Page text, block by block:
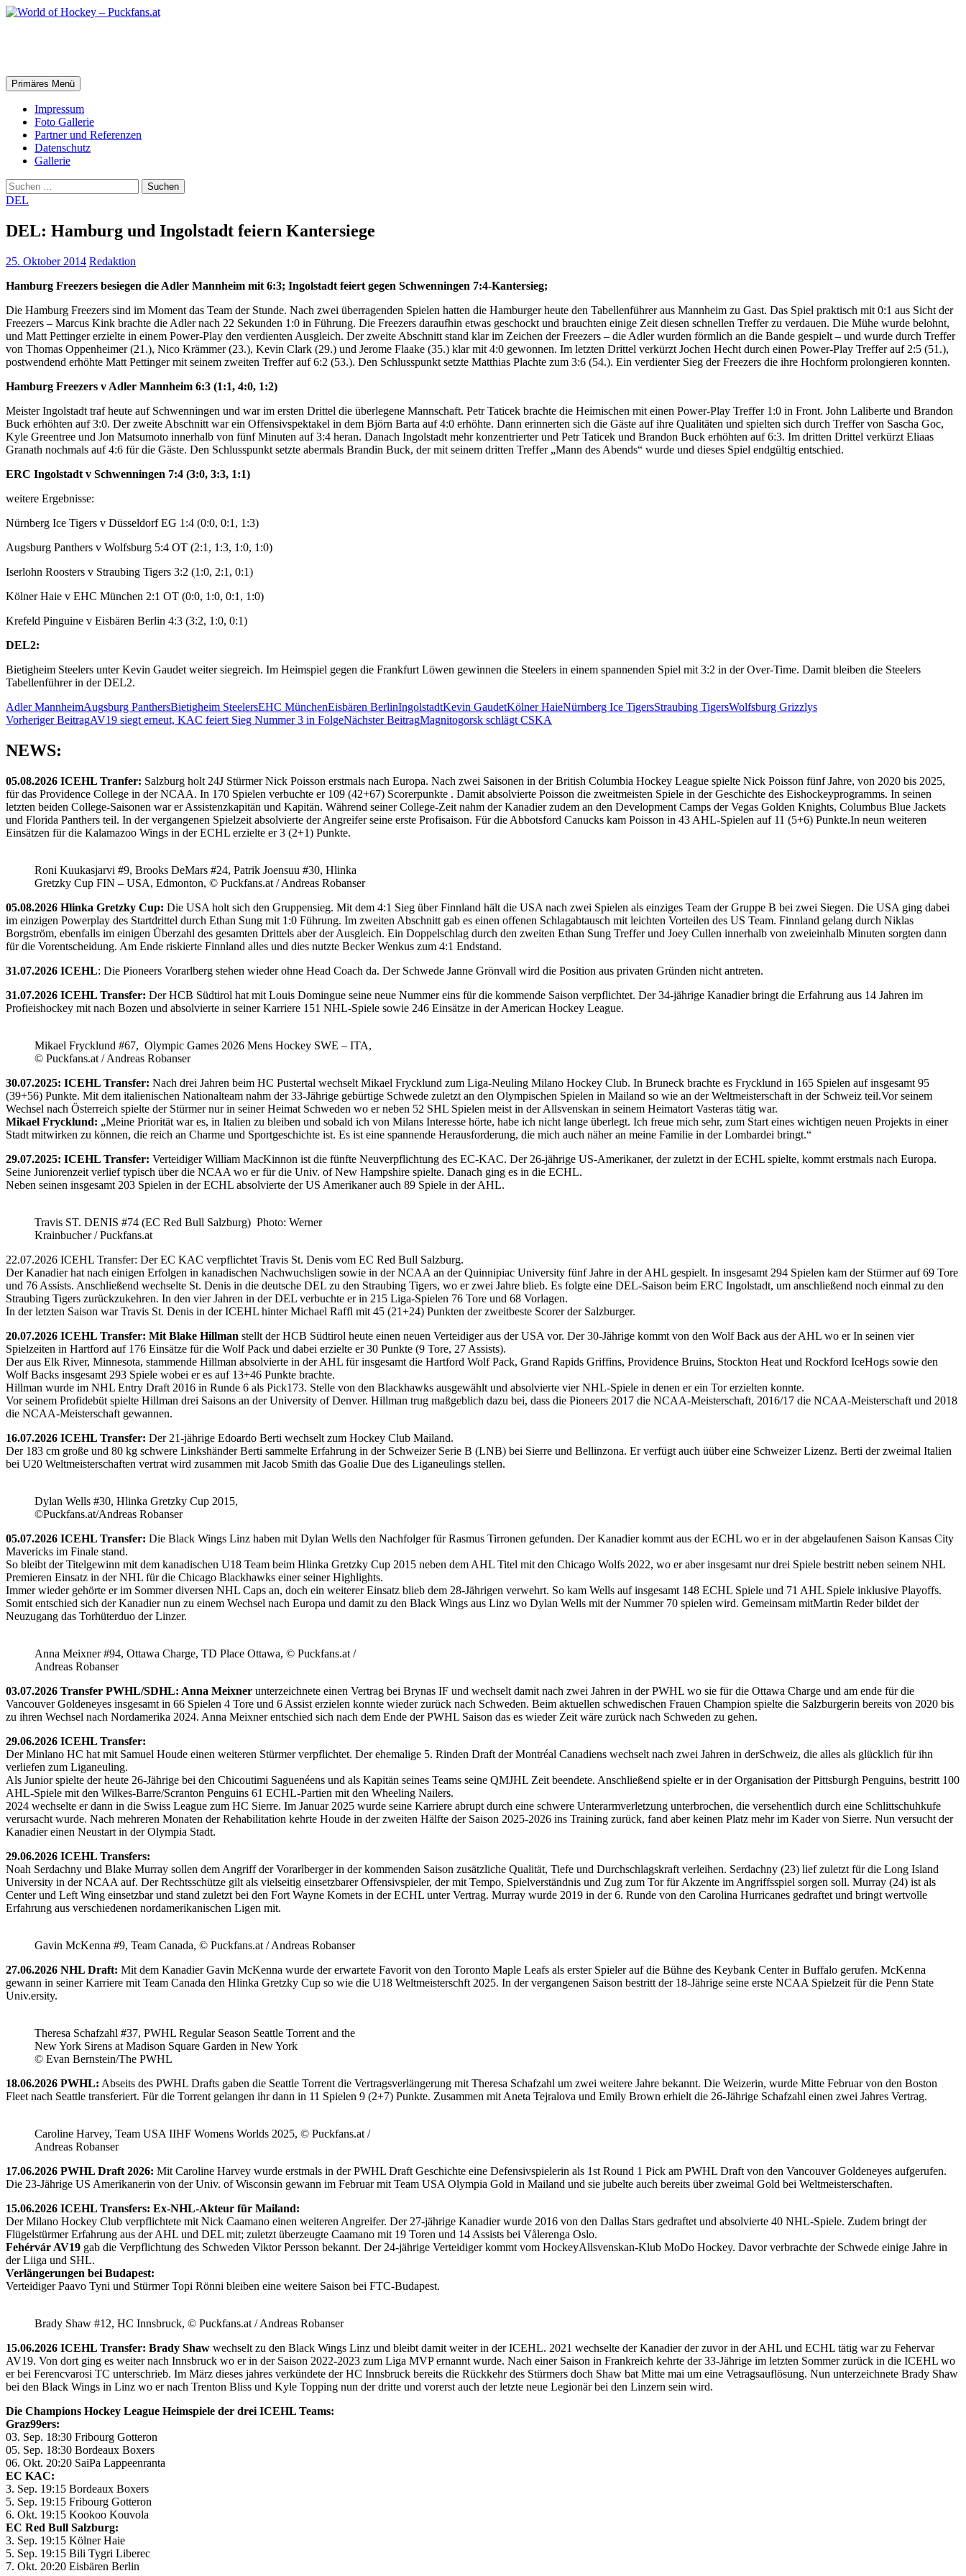
Zum
Suchen
Primäres Menü
Impressum
Foto Gallerie
Partner und Referenzen
Datenschutz
Gallerie
Suchen
nach:
DEL
DEL: Hamburg und Ingolstadt feiern Kantersiege
25. Oktober 2014 Redaktion
Hamburg Freezers besiegen die Adler Mannheim mit 6:3; Ingolstadt feiert gegen Schwenningen 7:4-Kantersieg;
Die Hamburg Freezers sind im Moment das Team der Stunde. Nach zwei überragenden Spielen hatten die Hamburger heute den Tabellenführer aus Mannheim zu Gast. Das Spiel praktisch mit 0:1 aus Sicht der
Freezers – Marcus Kink brachte die Adler nach 22 Sekunden 1:0 in Führung. Die Freezers daraufhin etwas geschockt und brauchten einige Zeit diesen schnellen Treffer zu verdauen. Die Mühe wurde belohnt,
und Matt Pettinger erzielte in einem Power-Play den verdienten Ausgleich. Der zweite Abschnitt stand klar im Zeichen der Freezers – die Adler wurden förmlich an die Bande gespielt – und wurde durch Treffer
von Thomas Oppenheimer (21.), Nico Krämmer (23.), Kevin Clark (29.) und Jerome Flaake (35.) klar mit 4:0 gewonnen. Im letzten Drittel verkürzt Jochen Hecht durch einen Power-Play Treffer auf 2:5 (51.),
postwendend erhöhte Matt Pettinger mit seinem zweiten Treffer auf 6:2 (53.). Den Schlusspunkt setzte Matthias Plachte zum 3:6 (54.). Ein verdienter Sieg der Freezers die ihre Hochform prolongieren konnten.
Hamburg Freezers v Adler Mannheim 6:3 (1:1, 4:0, 1:2)
Meister Ingolstadt traf heute auf Schwenningen und war im ersten Drittel die überlegene Mannschaft. Petr Taticek brachte die Heimischen mit einen Power-Play Treffer 1:0 in Front. John Laliberte und Brandon
Buck erhöhten auf 3:0. Der zweite Abschnitt war ein Offensivspektakel in dem Björn Barta auf 4:0 erhöhte. Dann erinnerten sich die Gäste auf ihre Qualitäten und spielten sich durch Treffer von Sascha Goc,
Kyle Greentree und Jon Matsumoto innerhalb von fünf Minuten auf 3:4 heran. Danach Ingolstadt mehr konzentrierter und Petr Taticek und Brandon Buck erhöhten auf 6:3. Im dritten Drittel verkürzt Eliaas
Granath nochmals auf 4:6 für die Gäste. Den Schlusspunkt setzte abermals Brandin Buck, der mit seinem dritten Treffer „Mann des Abends“ wurde und dieses Spiel endgültig entschied.
ERC Ingolstadt v Schwenningen 7:4 (3:0, 3:3, 1:1)
weitere Ergebnisse:
Nürnberg Ice Tigers v Düsseldorf EG 1:4 (0:0, 0:1, 1:3)
Augsburg Panthers v Wolfsburg 5:4 OT (2:1, 1:3, 1:0, 1:0)
Iserlohn Roosters v Straubing Tigers 3:2 (1:0, 2:1, 0:1)
Kölner Haie v EHC München 2:1 OT (0:0, 1:0, 0:1, 1:0)
Krefeld Pinguine v Eisbären Berlin 4:3 (3:2, 1:0, 0:1)
DEL2:
Bietigheim Steelers unter Kevin Gaudet weiter siegreich. Im Heimspiel gegen die Frankfurt Löwen gewinnen die Steelers in einem spannenden Spiel mit 3:2 in der Over-Time. Damit bleiben die Steelers
Tabellenführer in der DEL2.
Adler MannheimAugsburg PanthersBietigheim SteelersEHC MünchenEisbären BerlinIngolstadtKevin GaudetKölner HaieNürnberg Ice TigersStraubing TigersWolfsburg Grizzlys
Beitragsnavigation
Vorheriger BeitragAV19 siegt erneut, KAC feiert Sieg Nummer 3 in FolgeNächster BeitragMagnitogorsk schlägt CSKA
NEWS:
05.08.2026 ICEHL Tranfer: Salzburg holt 24J Stürmer Nick Poisson erstmals nach Europa. Nach zwei Saisonen in der British Columbia Hockey League spielte Nick Poisson fünf Jahre, von 2020 bis 2025,
für das Providence College in der NCAA. In 170 Spielen verbuchte er 109 (42+67) Scorerpunkte . Damit absolvierte Poisson die zweitmeisten Spiele in der Geschichte des Eishockeyprogramms. In seinen
letzten beiden College-Saisonen war er Assistenzkapitän und Kapitän. Während seiner College-Zeit nahm der Kanadier zudem an den Development Camps der Vegas Golden Knights, Columbus Blue Jackets
und Florida Panthers teil. In der vergangenen Spielzeit absolvierte der Angreifer seine erste Profisaison. Für die Abbotsford Canucks kam Poisson in 43 AHL-Spielen auf 11 (5+6) Punkte.In neun weiteren
Einsätzen für die Kalamazoo Wings in der ECHL erzielte er 3 (2+1) Punkte.
Roni Kuukasjarvi #9, Brooks DeMars #24, Patrik Joensuu #30, Hlinka
Gretzky Cup FIN – USA, Edmonton, © Puckfans.at / Andreas Robanser
05.08.2026 Hlinka Gretzky Cup: Die USA holt sich den Gruppensieg. Mit dem 4:1 Sieg über Finnland hält die USA nach zwei Spielen als einziges Team der Gruppe B bei zwei Siegen. Die USA ging dabei
im einzigen Powerplay des Startdrittel durch Ethan Sung mit 1:0 Führung. Im zweiten Abschnitt gab es einen offenen Schlagabtausch mit leichten Vorteilen des US Team. Finnland gelang durch Niklas
Borgström, ebenfalls im einigen Überzahl des gesamten Drittels aber der Ausgleich. Ein Doppelschlag durch den zweiten Ethan Sung Treffer und Joey Cullen innerhalb von zweieinhalb Minuten sorgten dann
für die Vorentscheidung. Am Ende riskierte Finnland alles und dies nutzte Becker Wenkus zum 4:1 Endstand.
31.07.2026 ICEHL: Die Pioneers Vorarlberg stehen wieder ohne Head Coach da. Der Schwede Janne Grönvall wird die Position aus privaten Gründen nicht antreten.
31.07.2026 ICEHL Transfer: Der HCB Südtirol hat mit Louis Domingue seine neue Nummer eins für die kommende Saison verpflichtet. Der 34-jährige Kanadier bringt die Erfahrung aus 14 Jahren im
Profieishockey mit nach Bozen und absolvierte in seiner Karriere 151 NHL-Spiele sowie 246 Einsätze in der American Hockey League.
Mikael Frycklund #67, Olympic Games 2026 Mens Hockey SWE – ITA,
© Puckfans.at / Andreas Robanser
30.07.2025: ICEHL Transfer: Nach drei Jahren beim HC Pustertal wechselt Mikael Frycklund zum Liga-Neuling Milano Hockey Club. In Bruneck brachte es Frycklund in 165 Spielen auf insgesamt 95
(39+56) Punkte. Mit dem italienischen Nationalteam nahm der 33-Jährige gebürtige Schwede zuletzt an den Olympischen Spielen in Mailand so wie an der Weltmeisterschaft in der Schweiz teil.Vor seinem
Wechsel nach Österreich spielte der Stürmer nur in seiner Heimat Schweden wo er neben 52 SHL Spielen meist in der Allsvenskan in seinem Heimatort Vasteras tätig war.
Mikael Frycklund: „Meine Priorität war es, in Italien zu bleiben und sobald ich von Milans Interesse hörte, habe ich nicht lange überlegt. Ich freue mich sehr, zum Start eines wichtigen neuen Projekts in einer
Stadt mitwirken zu können, die reich an Charme und Sportgeschichte ist. Es ist eine spannende Herausforderung, die mich auch näher an meine Familie in der Lombardei bringt.“
29.07.2025: ICEHL Transfer: Verteidiger William MacKinnon ist die fünfte Neuverpflichtung des EC-KAC. Der 26-jährige US-Amerikaner, der zuletzt in der ECHL spielte, kommt erstmals nach Europa.
Seine Juniorenzeit verlief typisch über die NCAA wo er für die Univ. of New Hampshire spielte. Danach ging es in die ECHL.
Neben seinen insgesamt 203 Spielen in der ECHL absolvierte der US Amerikaner auch 89 Spiele in der AHL.
Travis ST. DENIS #74 (EC Red Bull Salzburg) Photo: Werner
Krainbucher / Puckfans.at
22.07.2026 ICEHL Transfer: Der EC KAC verpflichtet Travis St. Denis vom EC Red Bull Salzburg.
Der Kanadier hat nach einigen Erfolgen in kanadischen Nachwuchsligen sowie in der NCAA an der Quinnipiac University fünf Jahre in der AHL gespielt. In insgesamt 294 Spielen kam der Stürmer auf 69 Tore
und 76 Assists. Anschließend wechselte St. Denis in die deutsche DEL zu den Straubing Tigers, wo er zwei Jahre blieb. Es folgte eine DEL-Saison beim ERC Ingolstadt, um anschließend noch einmal zu den
Straubing Tigers zurückzukehren. In den vier Jahren in der DEL verbuchte er in 215 Liga-Spielen 76 Tore und 68 Vorlagen.
In der letzten Saison war Travis St. Denis in der ICEHL hinter Michael Raffl mit 45 (21+24) Punkten der zweitbeste Scorer der Salzburger.
20.07.2026 ICEHL Transfer: Mit Blake Hillman stellt der HCB Südtirol heute einen neuen Verteidiger aus der USA vor. Der 30-Jährige kommt von den Wolf Back aus der AHL wo er In seinen vier
Spielzeiten in Hartford auf 176 Einsätze für die Wolf Pack und dabei erzielte er 30 Punkte (9 Tore, 27 Assists).
Der aus Elk River, Minnesota, stammende Hillman absolvierte in der AHL für insgesamt die Hartford Wolf Pack, Grand Rapids Griffins, Providence Bruins, Stockton Heat und Rockford IceHogs sowie den
Wolf Backs insgesamt 293 Spiele wobei er es auf 13+46 Punkte brachte.
Hillman wurde im NHL Entry Draft 2016 in Runde 6 als Pick173. Stelle von den Blackhawks ausgewählt und absolvierte vier NHL-Spiele in denen er ein Tor erzielten konnte.
Vor seinem Profidebüt spielte Hillman drei Saisons an der University of Denver. Hillman trug maßgeblich dazu bei, dass die Pioneers 2017 die NCAA-Meisterschaft, 2016/17 die NCAA-Meisterschaft und 2018
die NCAA-Meisterschaft gewannen.
16.07.2026 ICEHL Transfer: Der 21-jährige Edoardo Berti wechselt zum Hockey Club Mailand.
Der 183 cm große und 80 kg schwere Linkshänder Berti sammelte Erfahrung in der Schweizer Serie B (LNB) bei Sierre und Bellinzona. Er verfügt auch üüber eine Schweizer Lizenz. Berti der zweimal Italien
bei U20 Weltmeisterschaften vertrat wird zusammen mit Jacob Smith das Goalie Due des Liganeulings stellen.
Dylan Wells #30, Hlinka Gretzky Cup 2015,
©Puckfans.at/Andreas Robanser
05.07.2026 ICEHL Transfer: Die Black Wings Linz haben mit Dylan Wells den Nachfolger für Rasmus Tirronen gefunden. Der Kanadier kommt aus der ECHL wo er in der abgelaufenen Saison Kansas City
Mavericks im Finale stand.
So bleibt der Titelgewinn mit dem kanadischen U18 Team beim Hlinka Gretzky Cup 2015 neben dem AHL Titel mit den Chicago Wolfs 2022, wo er aber insgesamt nur drei Spiele bestritt neben seinem NHL
Premieren Einsatz in der NHL für die Chicago Blackhawks einer seiner Highlights.
Immer wieder gehörte er im Sommer diversen NHL Caps an, doch ein weiterer Einsatz blieb dem 28-Jährigen verwehrt. So kam Wells auf insgesamt 148 ECHL Spiele und 71 AHL Spiele inklusive Playoffs.
Somit entschied sich der Kanadier nun zu einem Wechsel nach Europa und damit zu den Black Wings aus Linz wo Dylan Wells mit der Nummer 70 spielen wird. Gemeinsam mitMartin Reder bildet der
Neuzugang das Torhüterduo der Linzer.
Anna Meixner #94, Ottawa Charge, TD Place Ottawa, © Puckfans.at /
Andreas Robanser
03.07.2026 Transfer PWHL/SDHL: Anna Meixner unterzeichnete einen Vertrag bei Brynas IF und wechselt damit nach zwei Jahren in der PWHL wo sie für die Ottawa Charge und am ende für die
Vancouver Goldeneyes insgesamt in 66 Spielen 4 Tore und 6 Assist erzielen konnte wieder zurück nach Schweden. Beim aktuellen schwedischen Frauen Champion spielte die Salzburgerin bereits von 2020 bis
zu ihren Wechsel nach Nordamerika 2024. Anna Meixner entschied sich nach dem Ende der PWHL Saison das es wieder Zeit wäre zurück nach Schweden zu gehen.
29.06.2026 ICEHL Transfer:
Der Minlano HC hat mit Samuel Houde einen weiteren Stürmer verpflichtet. Der ehemalige 5. Rinden Draft der Montréal Canadiens wechselt nach zwei Jahren in derSchweiz, die alles als glücklich für ihn
verliefen zum Liganeuling.
Als Junior spielte der heute 26-Jährige bei den Chicoutimi Saguenéens und als Kapitän seines Teams seine QMJHL Zeit beendete. Anschließend spielte er in der Organisation der Pittsburgh Penguins, bestritt 100
AHL-Spiele mit den Wilkes-Barre/Scranton Penguins 61 ECHL-Partien mit den Wheeling Nailers.
2024 wechselte er dann in die Swiss League zum HC Sierre. Im Januar 2025 wurde seine Karriere abrupt durch eine schwere Unterarmverletzung unterbrochen, die versehentlich durch eine Schlittschuhkufe
verursacht wurde. Nach mehreren Monaten der Rehabilitation kehrte Houde in der zweiten Hälfte der Saison 2025-2026 ins Training zurück, fand aber keinen Platz mehr im Kader von Sierre. Nun versucht der
Kanadier einen Neustart in der Olympia Stadt.
29.06.2026 ICEHL Transfers:
Noah Serdachny und Blake Murray sollen dem Angriff der Vorarlberger in der kommenden Saison zusätzliche Qualität, Tiefe und Durchschlagskraft verleihen. Serdachny (23) lief zuletzt für die Long Island
University in der NCAA auf. Der Rechtsschütze gilt als vielseitig einsetzbarer Offensivspieler, der mit Tempo, Spielverständnis und Zug zum Tor für Akzente im Angriffsspiel sorgen soll. Murray (24) ist als
Center und Left Wing einsetzbar und stand zuletzt bei den Fort Wayne Komets in der ECHL unter Vertrag. Murray wurde 2019 in der 6. Runde von den Carolina Hurricanes gedraftet und bringt wertvolle
Erfahrung aus verschiedenen nordamerikanischen Ligen mit.
Gavin McKenna #9, Team Canada, © Puckfans.at / Andreas Robanser
27.06.2026 NHL Draft: Mit dem Kanadier Gavin McKenna wurde der erwartete Favorit von den Toronto Maple Leafs als erster Spieler auf die Bühne des Keybank Center in Buffalo gerufen. McKenna
gewann in seiner Karriere mit Team Canada den Hlinka Gretzky Cup so wie die U18 Weltmeisterschft 2025. In der vergangenen Saison bestritt der 18-Jährige seine erste NCAA Spielzeit für die Penn State
Univ.ersity.
Theresa Schafzahl #37, PWHL Regular Season Seattle Torrent and the
New York Sirens at Madison Square Garden in New York
© Evan Bernstein/The PWHL
18.06.2026 PWHL: Abseits des PWHL Drafts gaben die Seattle Torrent die Vertragsverlängerung mit Theresa Schafzahl um zwei weitere Jahre bekannt. Die Weizerin, wurde Mitte Februar von den Boston
Fleet nach Seattle transferiert. Für die Torrent gelangen ihr dann in 11 Spielen 9 (2+7) Punkte. Zusammen mit Aneta Tejralova und Emily Brown erhielt die 26-Jährige Schafzahl einen zwei Jahres Vertrag.
Caroline Harvey, Team USA IIHF Womens Worlds 2025, © Puckfans.at /
Andreas Robanser
17.06.2026 PWHL Draft 2026: Mit Caroline Harvey wurde erstmals in der PWHL Draft Geschichte eine Defensivspielerin als 1st Round 1 Pick am PWHL Draft von den Vancouver Goldeneyes aufgerufen.
Die 23-Jährige US Amerikanerin von der Univ. of Wisconsin gewann im Februar mit Team USA Olympia Gold in Mailand und sie jubelte auch bereits über zweimal Gold bei Weltmeisterschaften.
15.06.2026 ICEHL Transfers: Ex-NHL-Akteur für Mailand:
Der Milano Hockey Club verpflichtete mit Nick Caamano einen weiteren Angreifer. Der 27-jährige Kanadier wurde 2016 von den Dallas Stars gedraftet und absolvierte 40 NHL-Spiele. Zudem bringt der
Flügelstürmer Erfahrung aus der AHL und DEL mit; zuletzt überzeugte Caamano mit 19 Toren und 14 Assists bei Vålerenga Oslo.
Fehérvár AV19 gab die Verpflichtung des Schweden Viktor Persson bekannt. Der 24-jährige Verteidiger kommt vom HockeyAllsvenskan-Klub MoDo Hockey. Davor verbrachte der Schwede einige Jahre in
der Liiga und SHL.
Verlängerungen bei Budapest:
Verteidiger Paavo Tyni und Stürmer Topi Rönni bleiben eine weitere Saison bei FTC-Budapest.
Brady Shaw #12, HC Innsbruck, © Puckfans.at / Andreas Robanser
15.06.2026 ICEHL Transfer: Brady Shaw wechselt zu den Black Wings Linz und bleibt damit weiter in der ICEHL. 2021 wechselte der Kanadier der zuvor in der AHL und ECHL tätig war zu Fehervar
AV19. Von dort ging es weiter nach Innsbruck wo er in der Saison 2022-2023 zum Liga MVP ernannt wurde. Nach einer Saison in Frankreich kehrte der 33-Jährige im letzten Sommer zurück in die ICEHL wo
er bei Ferencvarosi TC unterschrieb. Im März dieses jahres verkündete der HC Innsbruck bereits die Rückkehr des Stürmers doch Shaw bat Mitte mai um eine Vetragsauflösung. Nun unterzeichnete Brady Shaw
bei den Black Wings in Linz wo er nach Trenton Bliss und Kyle Topping nun der dritte und vorerst auch der letzte neue Legionär bei den Linzern sein wird.
Die Champions Hockey League Heimspiele der drei ICEHL Teams:
Graz99ers:
03. Sep. 18:30 Fribourg Gotteron
05. Sep. 18:30 Bordeaux Boxers
06. Okt. 20:20 SaiPa Lappeenranta
EC KAC:
3. Sep. 19:15 Bordeaux Boxers
5. Sep. 19:15 Fribourg Gotteron
6. Okt. 19:15 Kookoo Kouvola
EC Red Bull Salzburg:
3. Sep. 19:15 Kölner Haie
5. Sep. 19:15 Bili Tygri Liberec
7. Okt. 20:20 Eisbären Berlin